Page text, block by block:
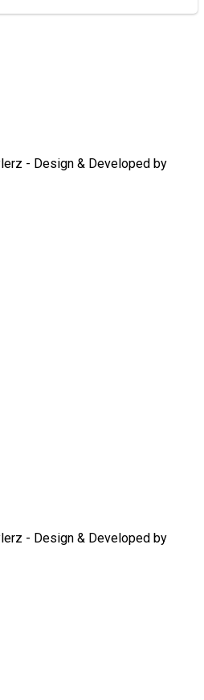
- Design & Developed by
- Design & Developed by